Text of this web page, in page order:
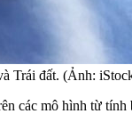
Trái đất. (Ảnh:
các mô hình từ